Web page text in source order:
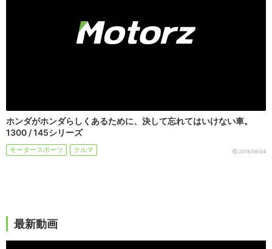
ホンダがホンダらしくあるために、決して忘れてはいけない車。
1300 / 145シリーズ
モータースポーツ クルマ 2018/06/04
最新動画